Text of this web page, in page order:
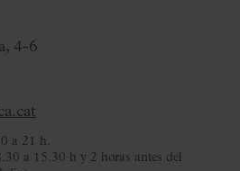
4-6
a 21 h.
a 15.30 h y 2 horas antes del